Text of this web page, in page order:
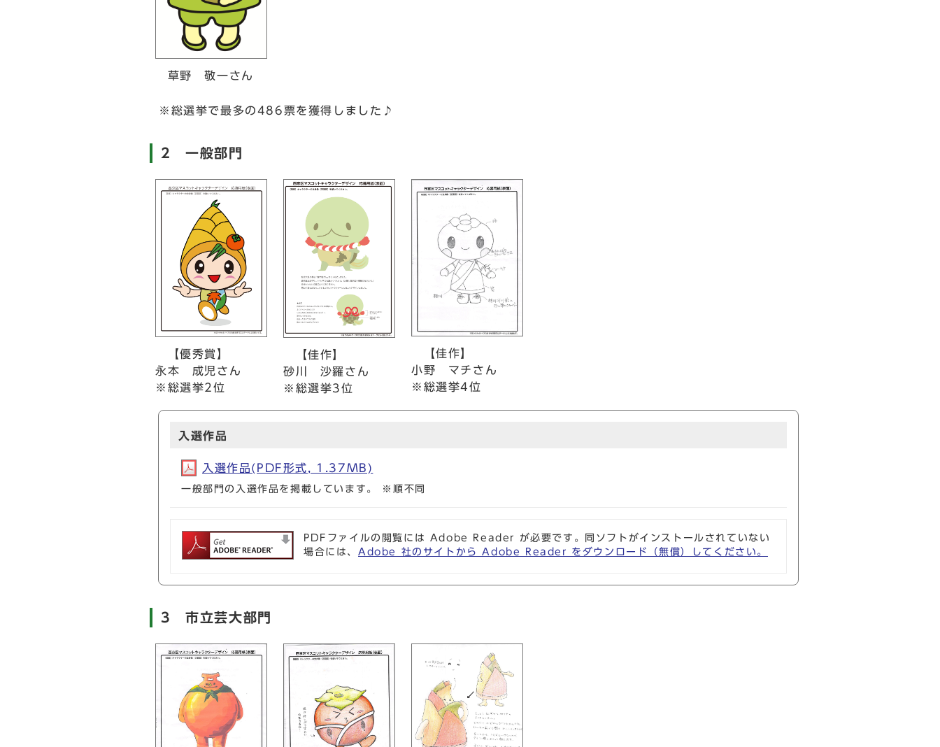
草野 敬一さん
※総選挙で最多の486票を獲得しました♪
2 一般部門
【優秀賞】
永本 成児さん
※総選挙2位
【佳作】
砂川 沙羅さん
※総選挙3位
【佳作】
小野 マチさん
※総選挙4位
入選作品
入選作品(PDF形式, 1.37MB)
一般部門の入選作品を掲載しています。 ※順不同
PDFファイルの閲覧には Adobe Reader が必要です。同ソフトがインストールされていない
場合には、 Adobe 社のサイトから Adobe Reader をダウンロード（無償）してください。
3 市立芸大部門